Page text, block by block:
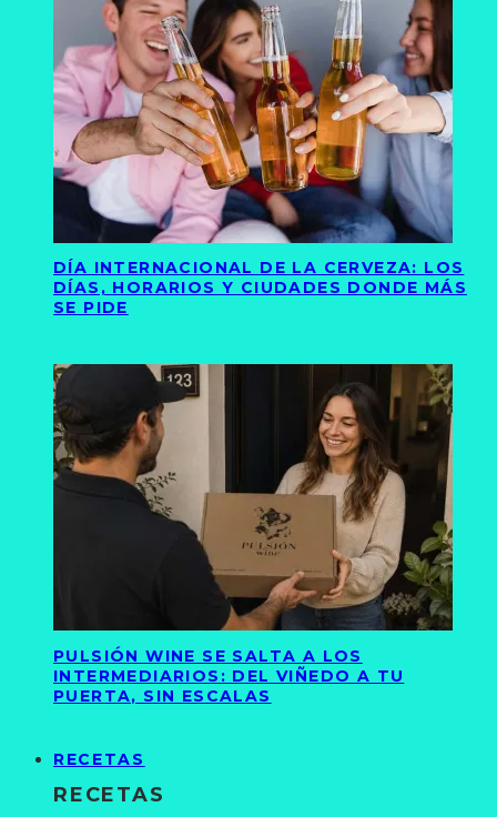
DÍA INTERNACIONAL DE LA CERVEZA: LOS
DÍAS, HORARIOS Y CIUDADES DONDE MÁS
SE PIDE
PULSIÓN WINE SE SALTA A LOS
INTERMEDIARIOS: DEL VIÑEDO A TU
PUERTA, SIN ESCALAS
RECETAS
RECETAS